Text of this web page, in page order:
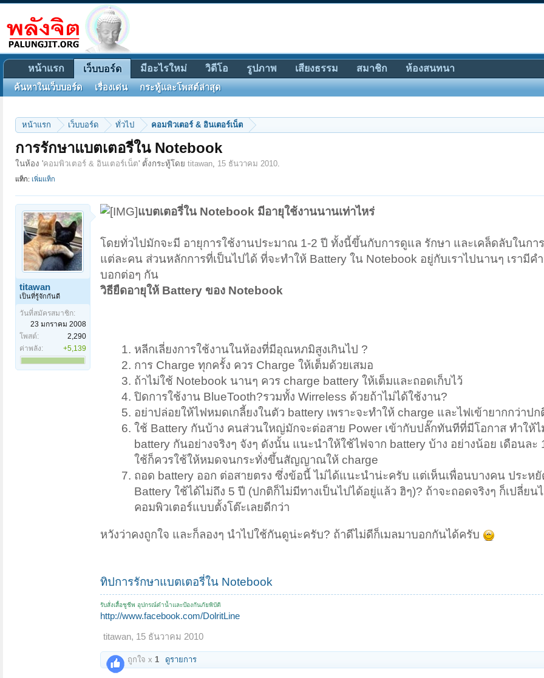
หน้าแรก เว็บบอร์ด ทั่วไป คอมพิวเตอร์ & อินเตอร์เน็ต
การรักษาแบตเตอรี่ใน Notebook
ในห้อง 'คอมพิวเตอร์ & อินเตอร์เน็ต' ตั้งกระทู้โดย titawan, 15 ธันวาคม 2010.
แท็ก: เพิ่มแท็ก
titawan
เป็นที่รู้จักกันดี
วันที่สมัครสมาชิก:
23 มกราคม 2008
โพสต์:
2,290
ค่าพลัง:
+5,139
แบตเตอรี่ใน Notebook มีอายุใช้งานนานเท่าไหร่
โดยทั่วไปมักจะมี อายุการใช้งานประมาณ 1-2 ปี ทั้งนี้ขึ้นกับการดูแล รักษา และเคล็ดลับในกา
แต่ละคน ส่วนหลักการที่เป็นไปได้ ที่จะทำให้ Battery ใน Notebook อยู่กับเราไปนานๆ เรามีค
บอกต่อๆ กัน
วิธียืดอายุให้ Battery ของ Notebook
หลีกเลี่ยงการใช้งานในห้องที่มีอุณหภมิสูงเกินไป ?
การ Charge ทุกครั้ง ควร Charge ให้เต็มด้วยเสมอ
ถ้าไม่ใช้ Notebook นานๆ ควร charge battery ให้เต็มและถอดเก็บไว้
ปิดการใช้งาน BlueTooth?รวมทั้ง Wirreless ด้วยถ้าไม่ได้ใช้งาน?
อย่าปล่อยให้ไฟหมดเกลี้ยงในตัว battery เพราะจะทำให้ charge และไฟเข้ายากกว่าปก
ใช้ Battery กันบ้าง คนส่วนใหญ่มักจะต่อสาย Power เข้ากับปลั๊กทันทีที่มีโอกาส ทำให้
battery กันอย่างจริงๆ จังๆ ดังนั้น แนะนำให้ใช้ไฟจาก battery บ้าง อย่างน้อย เดือนละ
ใช้ก็ควรใช้ให้หมดจนกระทั่งขึ้นสัญญาณให้ charge
ถอด battery ออก ต่อสายตรง ซึ่งข้อนี้ ไม่ได้แนะนำน่ะครับ แต่เห็นเพื่อนบางคน ประห
Battery ใช้ได้ไม่ถึง 5 ปี (ปกติก็ไม่มีทางเป็นไปได้อยู่แล้ว ฮิๆ)? ถ้าจะถอดจริงๆ ก็เปลี่ยน
คอมพิวเตอร์แบบตั้งโต๊ะเลยดีกว่า
หวังว่าคงถูกใจ และก็ลองๆ นำไปใช้กันดูน่ะครับ? ถ้าดีไม่ดีก็เมลมาบอกกันได้ครับ
ทิปการรักษาแบตเตอรี่ใน Notebook
รับสั่งเสื้อชูชีพ อุปกรณ์ดำน้ำและป้องกันภัยพิบัติ
http://www.facebook.com/DolritLine
titawan, 15 ธันวาคม 2010
ถูกใจ x 1 ดูรายการ
หน้าแรก เว็บบอร์ด
ค้นหาในเว็บบอร์ด เรื่องเด่น กระทู้และโพสต์ล่าสุด
มีอะไรใหม่ วิดีโอ รูปภาพ เสียงธรรม สมาชิก ห้องสนทนา